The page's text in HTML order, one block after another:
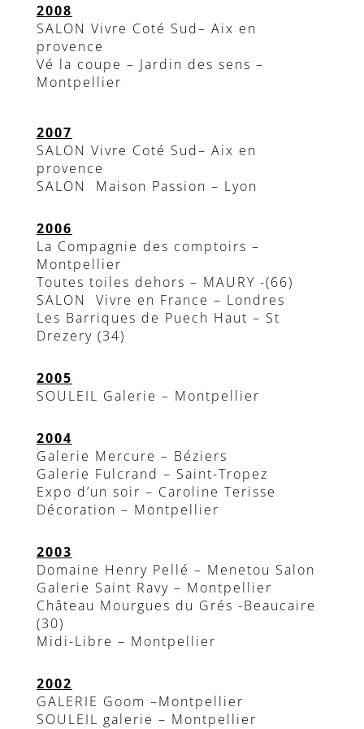
2008
SALON Vivre Coté Sud– Aix en
provence
Vé la coupe – Jardin des sens –
Montpellier
2007
SALON Vivre Coté Sud– Aix en
provence
SALON Maison Passion – Lyon
2006
La Compagnie des comptoirs –
Montpellier
Toutes toiles dehors – MAURY -(66)
SALON Vivre en France – Londres
Les Barriques de Puech Haut – St
Drezery (34)
2005
SOULEIL Galerie – Montpellier
2004
Galerie Mercure – Béziers
Galerie Fulcrand – Saint-Tropez
Expo d’un soir – Caroline Terisse
Décoration – Montpellier
2003
Domaine Henry Pellé – Menetou Salon
Galerie Saint Ravy – Montpellier
Château Mourgues du Grés -Beaucaire
(30)
Midi-Libre – Montpellier
2002
GALERIE Goom –Montpellier
SOULEIL galerie – Montpellier